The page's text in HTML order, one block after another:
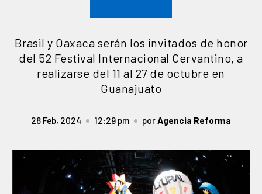
Brasil y Oaxaca serán los invitados de honor
del 52 Festival Internacional Cervantino, a
realizarse del 11 al 27 de octubre en
Guanajuato
28 Feb, 2024 12:29 pm porAgencia Reforma